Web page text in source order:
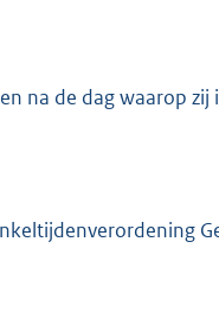
na de dag waarop zij